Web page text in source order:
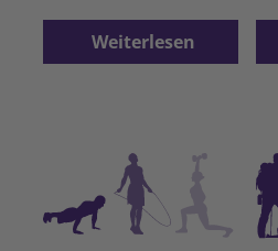
Weiterlesen